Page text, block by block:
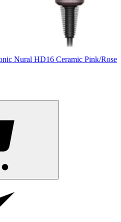
Nural HD16 Ceramic Pink/Rose